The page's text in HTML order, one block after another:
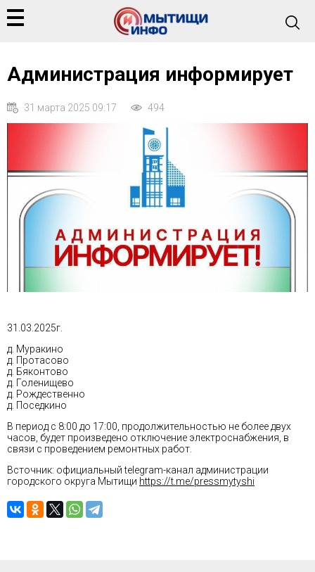
Администрация информирует
31 марта 2025 09:17 494
31.03.2025г.
д. Муракино
д. Протасово
д. Бяконтово
д. Голенищево
д. Рождественно
д. Поседкино
В период с 8:00 до 17:00, продолжительностью не более двух
часов, будет произведено отключение электроснабжения, в
связи с проведением ремонтных работ.
Bсточник: официальный telegram-канал администрации
городского округа Мытищи https://t.me/pressmytyshi